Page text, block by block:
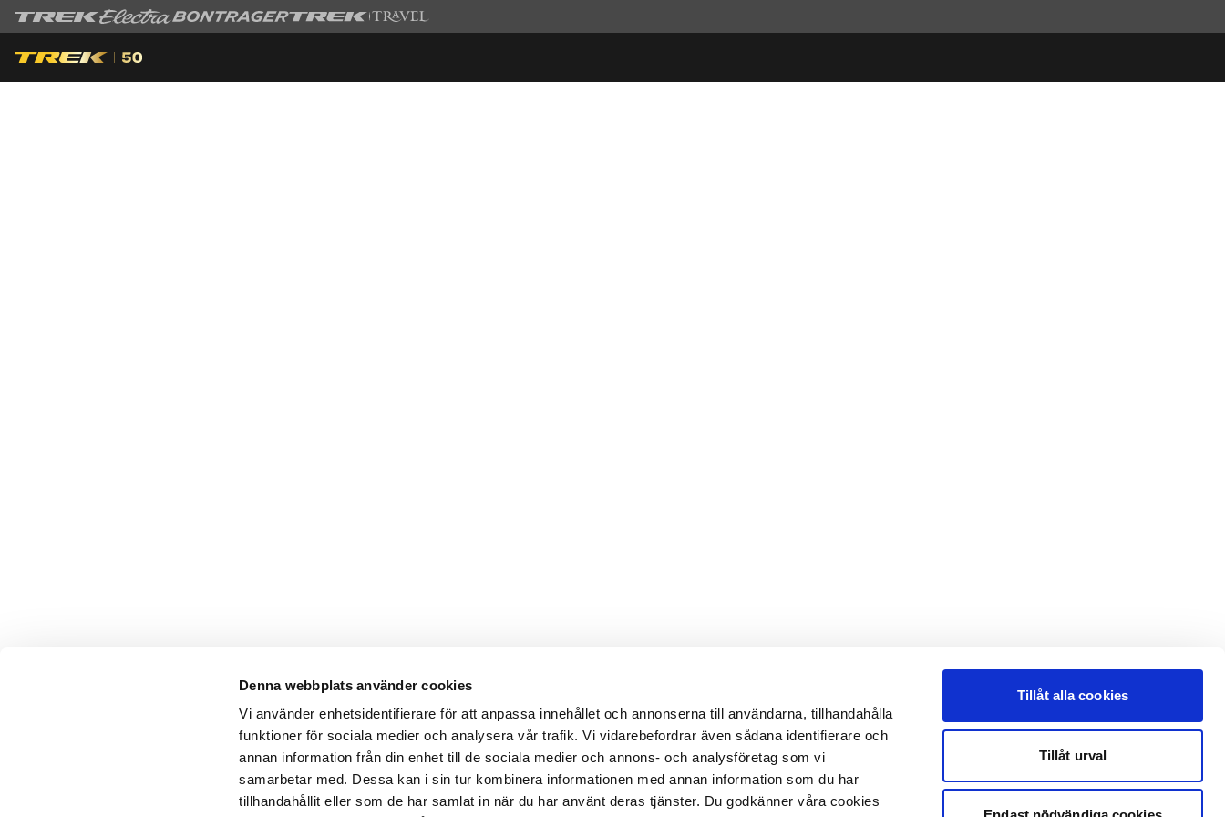
Denna webbplats använder cookies
Vi använder enhetsidentifierare för att anpassa innehållet och annonserna till användarna, tillhandahålla
funktioner för sociala medier och analysera vår trafik. Vi vidarebefordrar även sådana identifierare och
annan information från din enhet till de sociala medier och annons- och analysföretag som vi
samarbetar med. Dessa kan i sin tur kombinera informationen med annan information som du har
tillhandahållit eller som de har samlat in när du har använt deras tjänster. Du godkänner våra cookies
Tillåt alla cookies
Tillåt urval